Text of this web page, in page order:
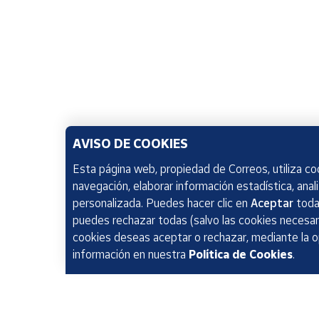
AVISO DE COOKIES
Esta página web, propiedad de Correos, utiliza
navegación, elaborar información estadística,
personalizada. Puedes hacer clic en Aceptar
puedes rechazar todas (salvo las cookies
cookies deseas aceptar o rechazar, mediante la
información en nuestra Política de Cookies.